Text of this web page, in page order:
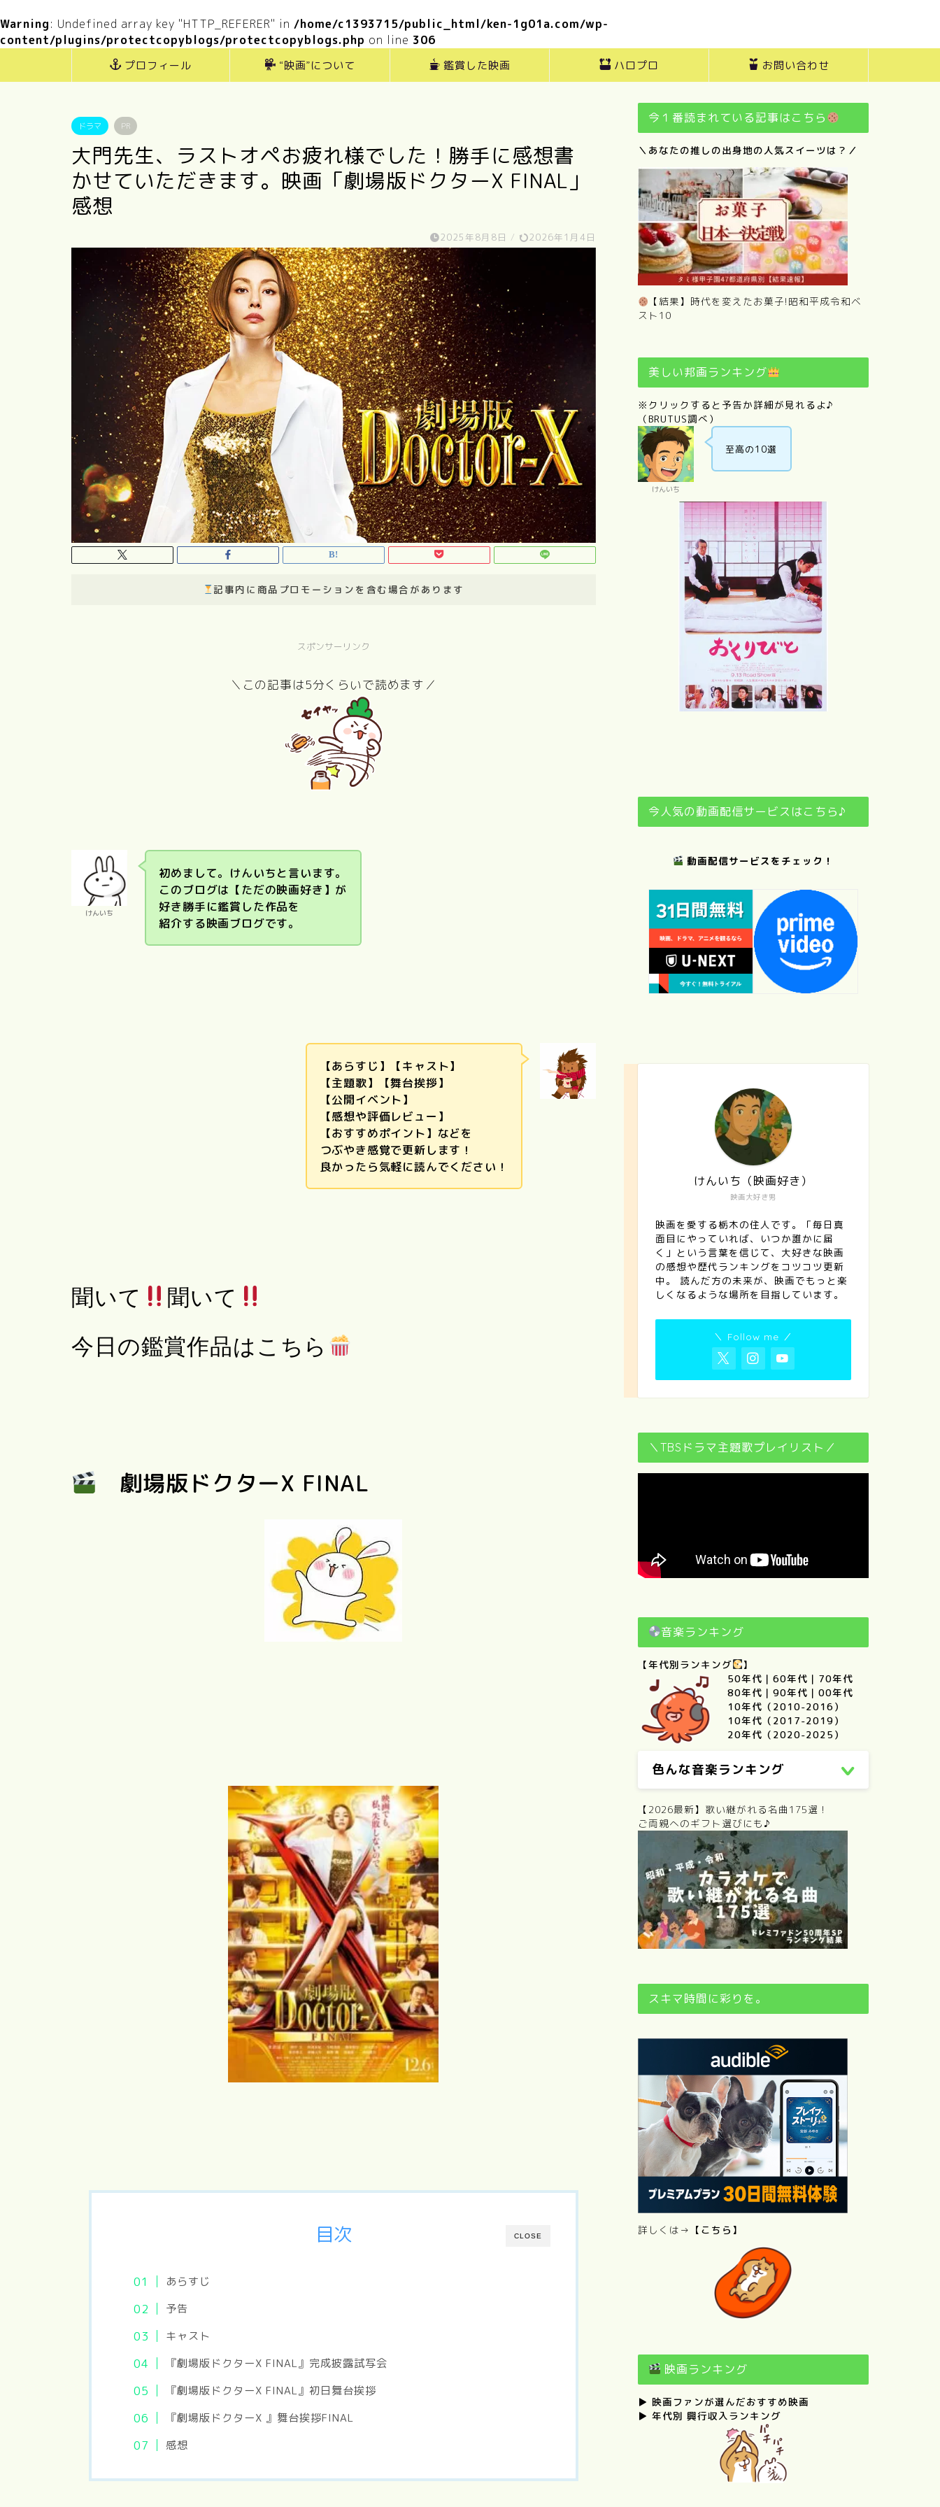
Warning: Undefined array key "HTTP_REFERER" in /home/c1393715/public_html/ken-1g01a.com/wp-
content/plugins/protectcopyblogs/protectcopyblogs.php on line 306
プロフィール “映画”について 鑑賞した映画 ハロプロ お問い合わせ
ドラマ PR
大門先生、ラストオペお疲れ様でした！勝手に感想書
かせていただきます。映画「劇場版ドクターX FINAL」
感想
2025年8月8日 / 2026年1月4日
記事内に商品プロモーションを含む場合があります
スポンサーリンク
＼この記事は5分くらいで読めます／
けんいち
初めまして。けんいちと言います。
このブログは【ただの映画好き】が
好き勝手に鑑賞した作品を
紹介する映画ブログです。
【あらすじ】【キャスト】
【主題歌】【舞台挨拶】
【公開イベント】
【感想や評価レビュー】
【おすすめポイント】などを
つぶやき感覚で更新します！
良かったら気軽に読んでください！
聞いて
聞いて
今日の鑑賞作品はこちら
劇場版ドクターX FINAL
CLOSE
目次
あらすじ
予告
キャスト
『劇場版ドクターX FINAL』完成披露試写会
『劇場版ドクターX FINAL』初日舞台挨拶
『劇場版ドクターX 』舞台挨拶FINAL
感想
今１番読まれている記事はこちら
＼あなたの推しの出身地の人気スイーツは？／
【結果】時代を変えたお菓子!昭和平成令和ベ
スト10
美しい邦画ランキング
※クリックすると予告か詳細が見れるよ♪
（BRUTUS調べ）
けんいち
至高の10選
東京物語 Love Letter
今人気の動画配信サービスはこちら♪
動画配信サービスをチェック！
映画大好き男
けんいち（映画好き）
映画を愛する栃木の住人です。「毎日真
面目にやっていれば、いつか誰かに届
く」という言葉を信じて、大好きな映画
の感想や歴代ランキングをコツコツ更新
中。 読んだ方の未来が、映画でもっと楽
しくなるような場所を目指しています。
＼ Follow me ／
＼TBSドラマ主題歌プレイリスト／
音楽ランキング
【年代別ランキング
】
50年代 ｜ 60年代 ｜ 70年代
80年代 ｜ 90年代 ｜ 00年代
10年代（2010-2016）
10年代（2017-2019）
20年代（2020-2025）
色んな音楽ランキング
【2026最新】歌い継がれる名曲175選！
ご両親へのギフト選びにも♪
スキマ時間に彩りを。
詳しくは→ 【こちら】
映画ランキング
▶ 映画ファンが選んだおすすめ映画
▶ 年代別 興行収入ランキング